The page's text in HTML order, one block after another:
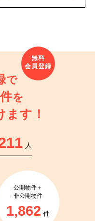
で
を
ます！
人
公開物件＋
非公開物件
1,862 件